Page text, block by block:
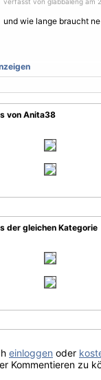
und wie lange braucht
von Anita38
der gleichen Kategorie
einloggen oder
Kommentieren zu